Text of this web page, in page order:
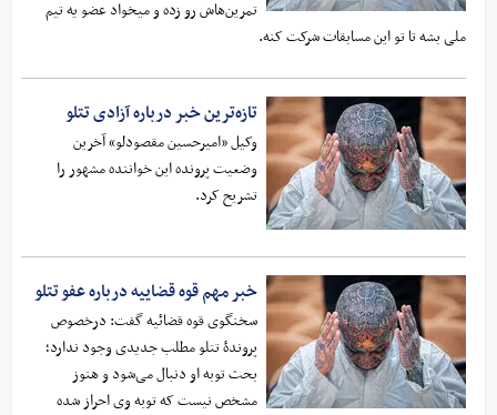
تمرین‌هاش رو زده و میخواد عضو یه تیم
ملی بشه تا تو این مسابقات شرکت کنه.
تازه‌ترین خبر درباره آزادی‌ تتلو
وکیل «امیرحسین مقصودلو» آخرین
وضعیت پرونده این خواننده مشهور را
تشریح کرد.
خبر مهم قوه قضاییه درباره عفو تتلو
سخنگوی قوه قضائیه گفت: درخصوص
پروندۀ تتلو مطلب جدیدی وجود ندارد؛
بحث توبه او دنبال می‌شود و هنوز
مشخص نیست که توبه وی احراز شده